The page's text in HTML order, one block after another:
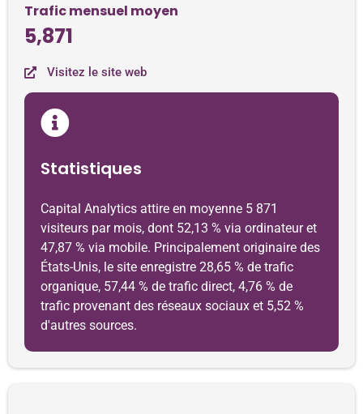
Trafic mensuel moyen
5,871
Visitez le site web
Statistiques
Capital Analytics attire en moyenne 5 871
visiteurs par mois, dont 52,13 % via ordinateur et
47,87 % via mobile. Principalement originaire des
États-Unis, le site enregistre 28,65 % de trafic
organique, 57,44 % de trafic direct, 4,76 % de
trafic provenant des réseaux sociaux et 5,52 %
d'autres sources.